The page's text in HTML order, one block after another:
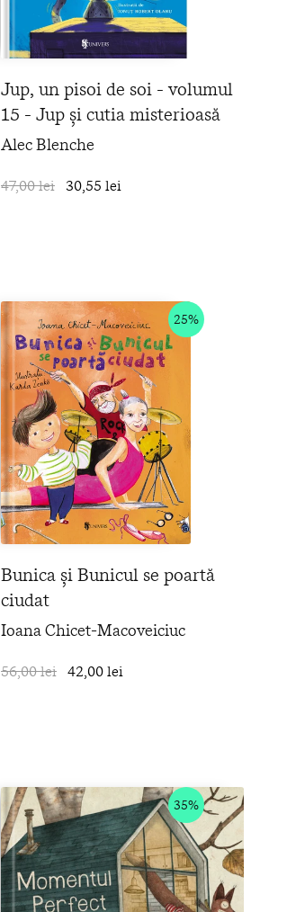
Jup, un pisoi de soi - volumul
15 - Jup și cutia misterioasă
Alec Blenche
47,00 lei 30,55 lei
25%
Bunica și Bunicul se poartă
ciudat
Ioana Chicet-Macoveiciuc
56,00 lei 42,00 lei
35%